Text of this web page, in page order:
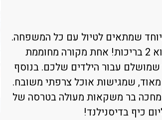
שמתאים לטיול עם כל המשפחה.
המלון בעל דירוג של 4 כוכבים ובו תוכלו למצוא 2 בריכות! אחת מקורה מחוממת
עבור הילדים שלכם. בנוסף
מסעדות טעימות מאוד, שמגישות אוכל צרפתי משובח.
מחכה בר משקאות מעולה בטרסה של
כיף בדיסנילנד!